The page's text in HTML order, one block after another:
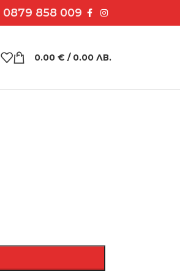
0879 858 009
0.00 € / 0.00 ЛВ.